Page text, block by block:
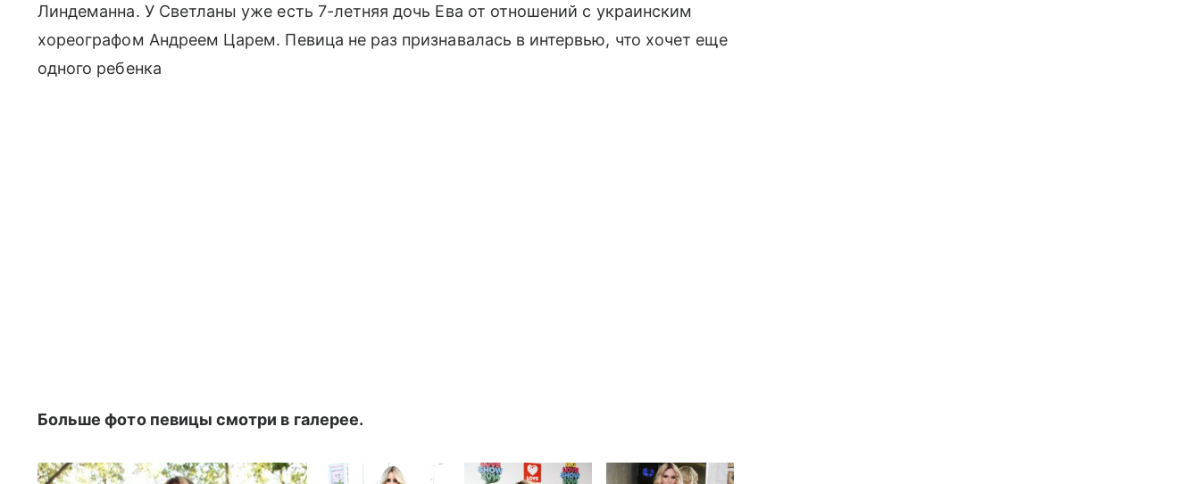
Линдеманна. У Светланы уже есть 7-летняя дочь Ева от отношений с украинским
хореографом Андреем Царем. Певица не раз признавалась в интервью, что хочет еще
одного ребенка
Больше фото певицы смотри в галерее.